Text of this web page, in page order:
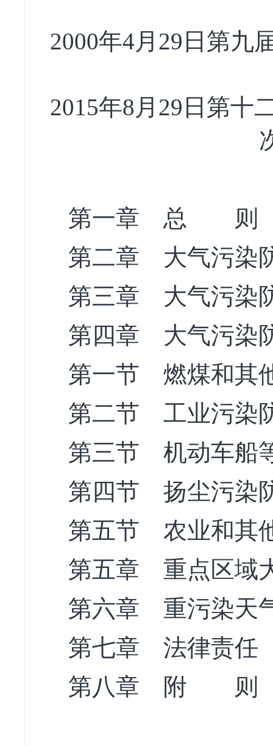
2000年4月 29 日第九
2015年8 月 29 日第十
第一章 总 则
第二章 大气污染
第三章 大气污染
第四章 大气污染
第一节 燃煤和其
第二节 工业污染
第三节 机动车船
第四节 扬尘污染
第五节 农业和其
第五章 重点区域
第六章 重污染天
第七章 法律责任
第八章 附 则